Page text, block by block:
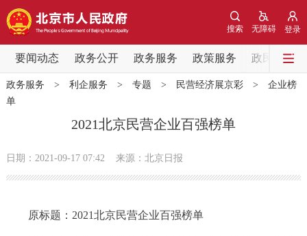
登录
无障碍
搜索
要闻动态 政务公开 政务服务 政策服务 政民互动
要闻动态
党中央精神 国务院信息 中央部委动态
北京要闻 会议信息 部门动态
各区热点
政务服务 > 利企服务 > 专题 > 民营经济展京彩> 企业榜
单
2021北京民营企业百强榜单
日期：2021-09-17 07:42 来源：北京日报
原标题：2021北京民营企业百强榜单